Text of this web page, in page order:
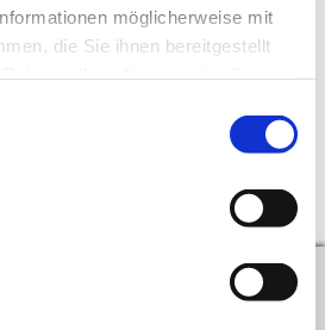
möglicherweise mit
die Sie ihnen bereitgestellt
Website weiterhin nutzen.
2025